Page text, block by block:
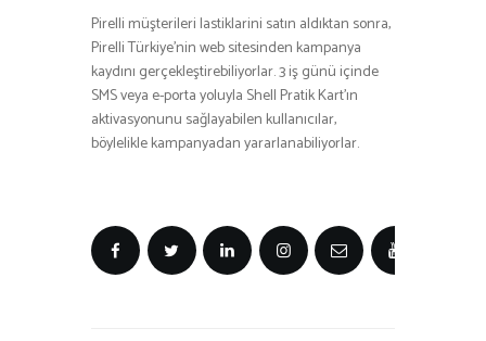
Pirelli müşterileri lastiklarini satın aldıktan sonra,
Pirelli Türkiye’nin web sitesinden kampanya
kaydını gerçekleştirebiliyorlar. 3 iş günü içinde
SMS veya e-porta yoluyla Shell Pratik Kart’ın
aktivasyonunu sağlayabilen kullanıcılar,
böylelikle kampanyadan yararlanabiliyorlar.